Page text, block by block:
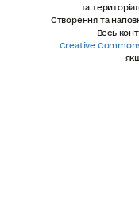
та
Створення та
Весь
Creative